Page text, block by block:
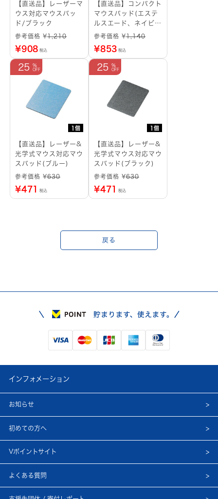
【直送品】レーザーマ
ウス対応マウスパッ
ド/ブラック
参考価格 ¥1,210
¥908 税込
【直送品】コンパクト
マウスパッド(エステ
ルスエード、ネイビ
ー)
参考価格 ¥1,140
¥853 税込
1個
25
【直送品】レーザー&
光学式マウス対応マウ
スパッド(ブルー)
参考価格 ¥630
¥471 税込
1個
25
【直送品】レーザー&
光学式マウス対応マウ
スパッド(ブラック)
参考価格 ¥630
¥471 税込
戻る
インフォメーション
お知らせ
初めての方へ
Vポイントサイト
よくある質問